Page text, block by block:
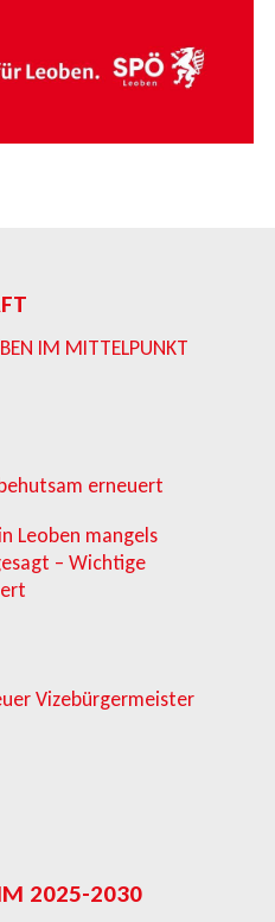
IM MITTELPUNKT
erneuert
Leoben mangels
– Wichtige
Vizebürgermeister
2025-2030